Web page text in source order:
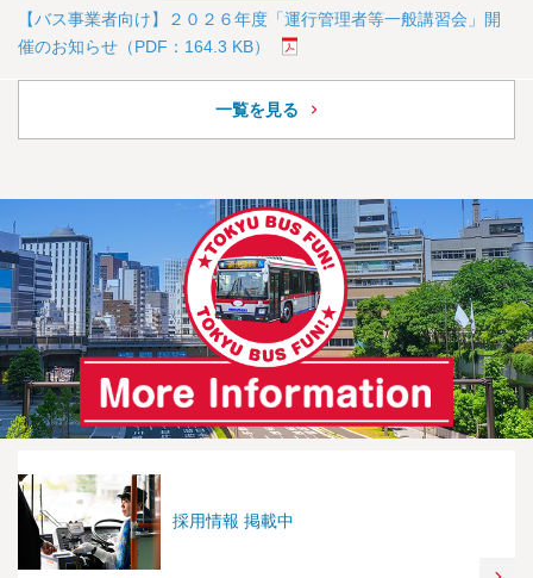
【バス事業者向け】２０２６年度「運行管理者等一般講習会」開
催のお知らせ（PDF：164.3 KB）
一覧を見る
採用情報 掲載中